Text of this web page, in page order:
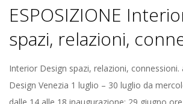
ESPOSIZIONE
spazi, relazioni,
2018-
06-
20
Interior Design spazi, relazioni, connessioni.
Design Venezia 1 luglio – 30 luglio da